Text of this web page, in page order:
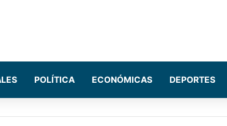
POLÍTICA ECONÓMICAS DEPORTES